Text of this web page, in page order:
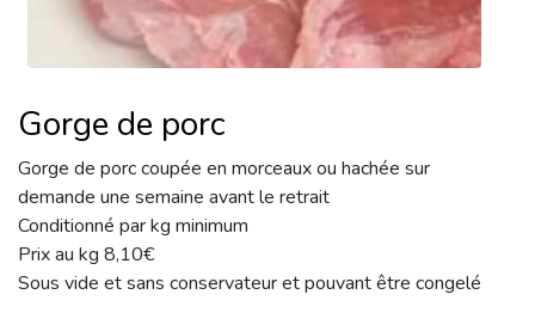
Gorge de porc
Gorge de porc coupée en morceaux ou hachée sur
demande une semaine avant le retrait
Conditionné par kg minimum
Prix au kg 8,10€
Sous vide et sans conservateur et pouvant être congelé